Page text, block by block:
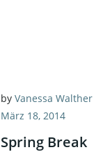
by Vanessa Walther
März 18, 2014
Spring Break